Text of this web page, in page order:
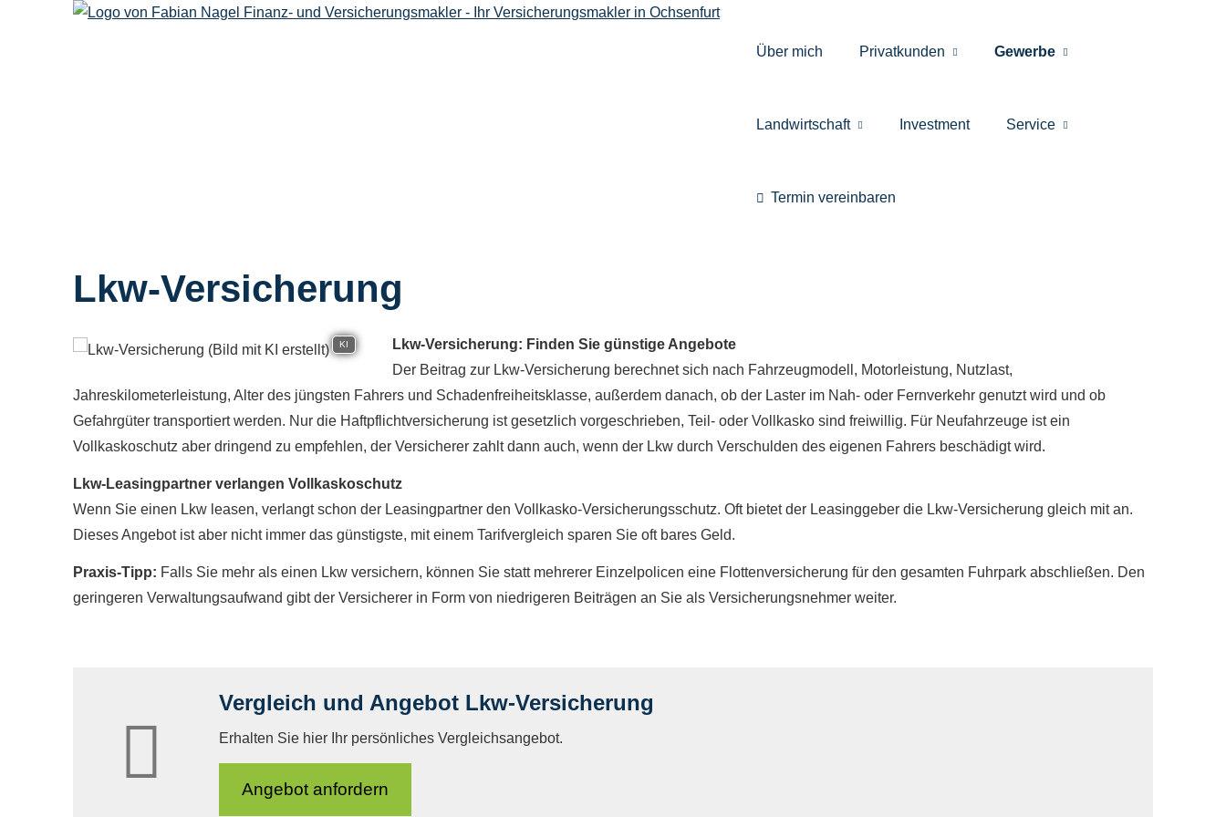
Über mich Privatkunden Gewerbe
Landwirtschaft Investment Service
Termin ver­ein­baren
Lkw-Versicherung
KI
Lkw-Versicherung: Finden Sie günstige Angebote
Der Beitrag zur Lkw-Versicherung berechnet sich nach Fahrzeugmodell, Motorleistung, Nutzlast,
Jahreskilometerleistung, Alter des jüngsten Fahrers und Schadenfreiheitsklasse, außerdem danach, ob der Laster im Nah- oder Fernverkehr genutzt wird und ob
Gefahrgüter transportiert werden. Nur die Haft­pflichtversicherung ist gesetzlich vorgeschrieben, Teil- oder Vollkasko sind freiwillig. Für Neufahrzeuge ist ein
Vollkaskoschutz aber dringend zu empfehlen, der Versicherer zahlt dann auch, wenn der Lkw durch Verschulden des eigenen Fahrers beschädigt wird.
Lkw-Leasingpartner verlangen Vollkaskoschutz
Wenn Sie einen Lkw leasen, verlangt schon der Leasingpartner den Vollkasko-Versicherungsschutz. Oft bietet der Leasinggeber die Lkw-Versicherung gleich mit an.
Dieses Angebot ist aber nicht immer das günstigste, mit einem Tarifvergleich sparen Sie oft bares Geld.
Praxis-Tipp: Falls Sie mehr als einen Lkw ver­sichern, können Sie statt mehrerer Einzelpolicen eine Flottenversicherung für den gesamten Fuhrpark abschließen. Den
geringeren Verwaltungsaufwand gibt der Versicherer in Form von niedrigeren Beiträgen an Sie als Versicherungsnehmer weiter.
Vergleich und Angebot Lkw-Versicherung
Erhalten Sie hier Ihr persönliches Vergleichsangebot.
An­ge­bot an­for­dern